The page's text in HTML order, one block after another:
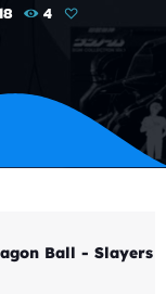
4